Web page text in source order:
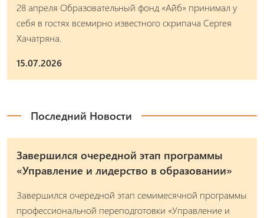
28 апреля Образовательный фонд «Айб» принимал у
себя в гостях всемирно известного скрипача Сергея
Хачатряна.
15.07.2026
Последний Новости
Завершился очередной этап программы
«Управление и лидерство в образовании»
Завершился очередной этап семимесячной программы
профессиональной переподготовки «Управление и